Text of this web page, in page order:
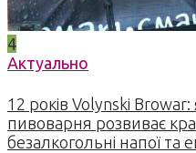
4
Актуально
12 років Volynski Browar:
пивоварня розвиває
безалкогольні напої та